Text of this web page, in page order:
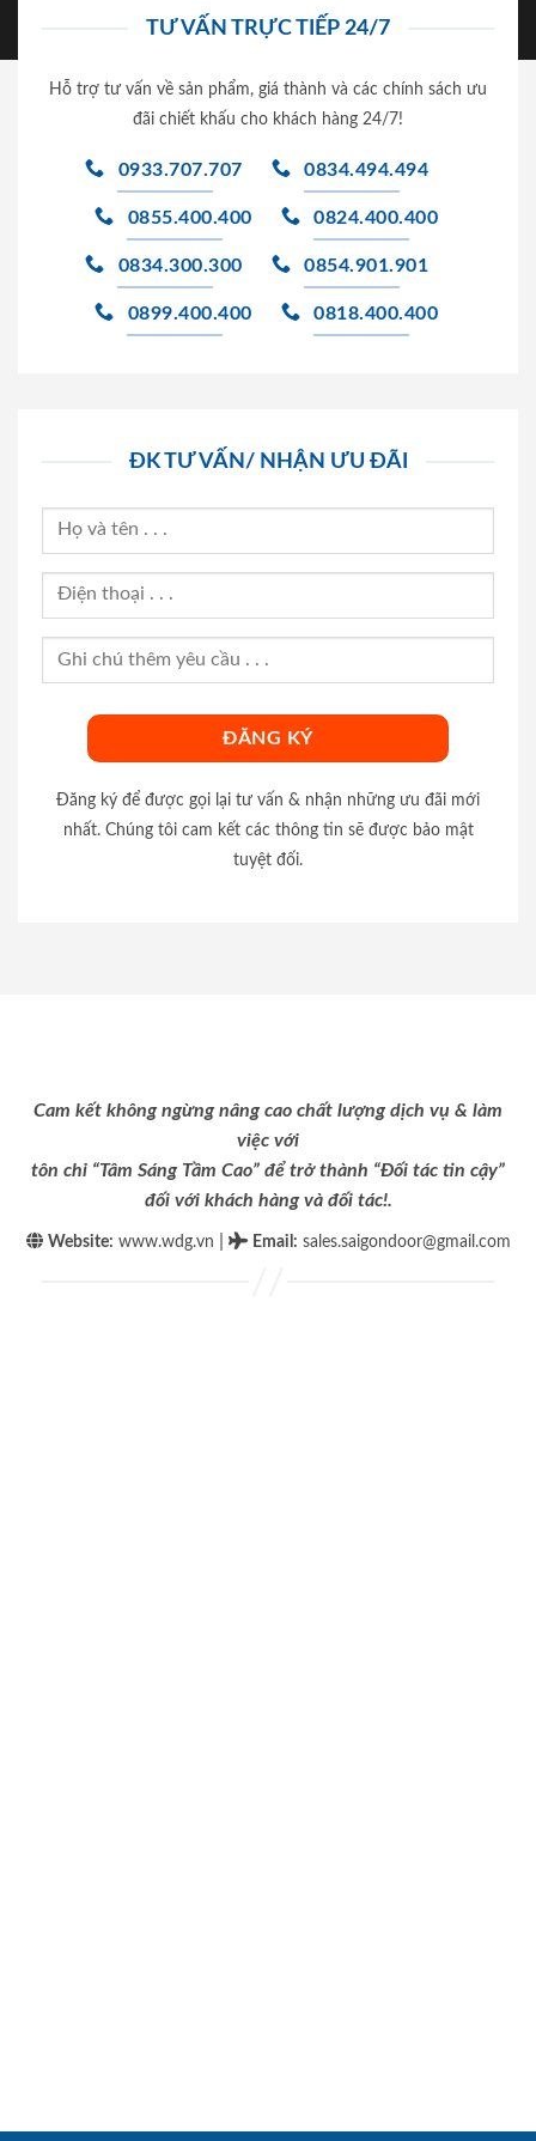
TƯ VẤN TRỰC TIẾP 24/7
Hỗ trợ tư vấn về sản phẩm, giá thành và các chính sách ưu
đãi chiết khấu cho khách hàng 24/7!
0933.707.707 0834.494.494
0855.400.400 0824.400.400
0834.300.300 0854.901.901
0899.400.400 0818.400.400
ĐK TƯ VẤN/ NHẬN ƯU ĐÃI
Đăng ký để được gọi lại tư vấn & nhận những ưu đãi mới
nhất. Chúng tôi cam kết các thông tin sẽ được bảo mật
tuyệt đối.
Cam kết không ngừng nâng cao chất lượng dịch vụ & làm
việc với
tôn chỉ “Tâm Sáng Tầm Cao” để trở thành “Đối tác tin cậy”
đối với khách hàng và đối tác!.
Website: www.wdg.vn Email : sales.saigondoor@gmail.com